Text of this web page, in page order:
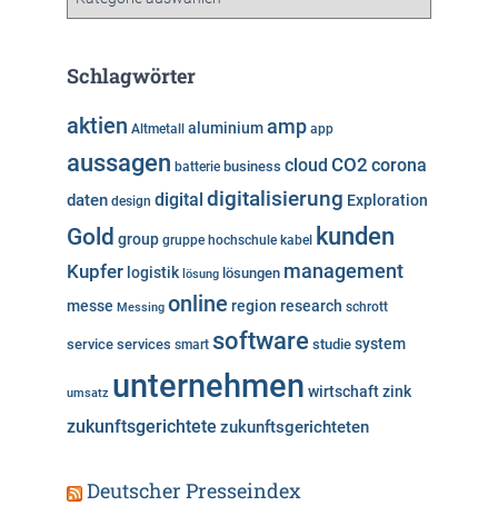
g
r
i
n
Schlagwörter
aktien Altmetall aluminiumamp app
aussagen batterie business cloud CO2 corona
daten design digital digitalisierung Exploration
Gold group gruppe hochschule kabel kunden
Kupfer logistik lösung lösungen management
messe Messing online region research schrott
service services smart software studie system
umsatz unternehmen wirtschaftzink
zukunftsgerichtete zukunftsgerichteten
Deutscher Presseindex